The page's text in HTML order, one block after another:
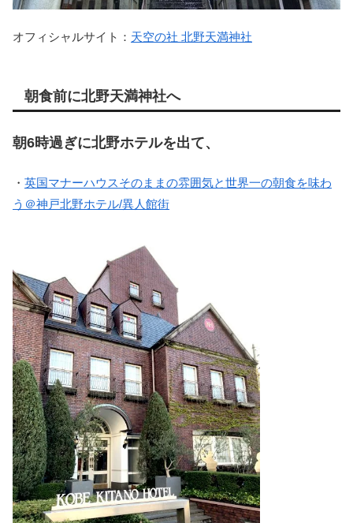
オフィシャルサイト： 天空の社 北野天満神社
朝食前に北野天満神社へ
朝6時過ぎに北野ホテルを出て、
・ 英国マナーハウスそのままの雰囲気と世界一の朝食を味わ
う＠神戸北野ホテル/異人館街